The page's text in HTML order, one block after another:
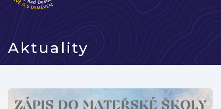
Aktuality